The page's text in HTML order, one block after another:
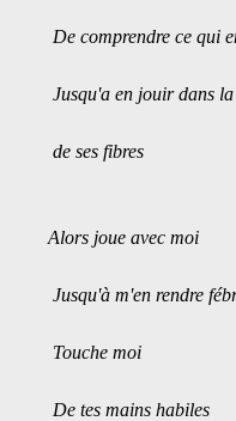
De comprendre ce qui
Jusqu'a en jouir dans
de ses fibres
Alors joue avec moi
Jusqu'à m'en rendre
Touche moi
De tes mains habiles